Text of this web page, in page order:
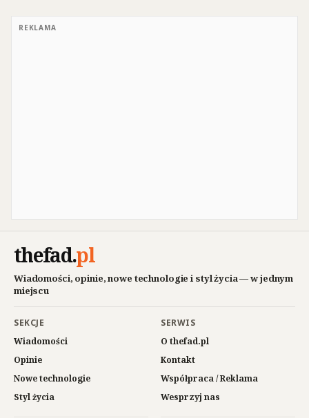
REKLAMA
thefad.pl
Wiadomości, opinie, nowe technologie i styl życia — w jednym
miejscu
SEKCJE
Wiadomości
Opinie
Nowe technologie
Styl życia
SERWIS
O thefad.pl
Kontakt
Współpraca / Reklama
Wesprzyj nas